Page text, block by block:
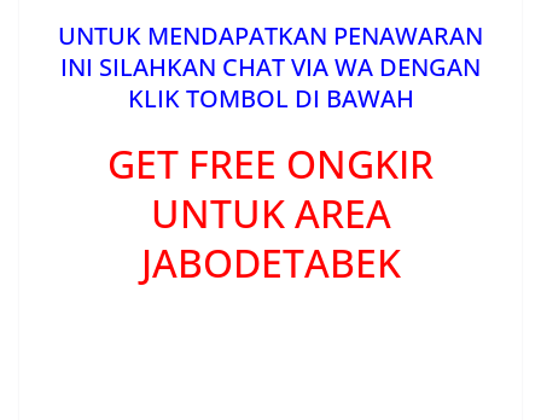
UNTUK MENDAPATKAN PENAWARAN
INI SILAHKAN CHAT VIA WA DENGAN
KLIK TOMBOL DI BAWAH
GET FREE ONGKIR
UNTUK AREA
JABODETABEK